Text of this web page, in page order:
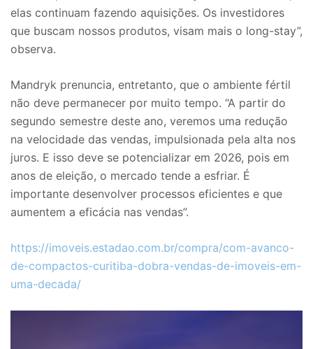
elas continuam fazendo aquisições. Os investidores
que buscam nossos produtos, visam mais o long-stay”,
observa.
Mandryk prenuncia, entretanto, que o ambiente fértil
não deve permanecer por muito tempo. “A partir do
segundo semestre deste ano, veremos uma redução
na velocidade das vendas, impulsionada pela alta nos
juros. E isso deve se potencializar em 2026, pois em
anos de eleição, o mercado tende a esfriar. É
importante desenvolver processos eficientes e que
aumentem a eficácia nas vendas”.
https://imoveis.estadao.com.br/compra/com-avanco-
de-compactos-curitiba-dobra-vendas-de-imoveis-em-
uma-decada/